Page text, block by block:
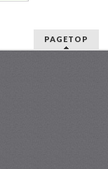
PAGETOP